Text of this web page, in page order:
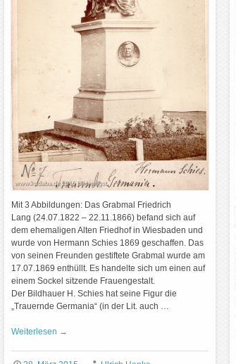
Mit 3 Abbildungen: Das Grabmal Friedrich
Lang (24.07.1822 – 22.11.1866) befand sich auf
dem ehemaligen Alten Friedhof in Wiesbaden und
wurde von Hermann Schies 1869 geschaffen. Das
von seinen Freunden gestiftete Grabmal wurde am
17.07.1869 enthüllt. Es handelte sich um einen auf
einem Sockel sitzende Frauengestalt.
Der Bildhauer H. Schies hat seine Figur die
„Trauernde Germania“ (in der Lit. auch …
Weiterlesen →